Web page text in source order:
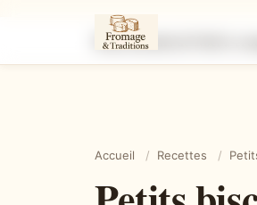
Accueil / Recettes /